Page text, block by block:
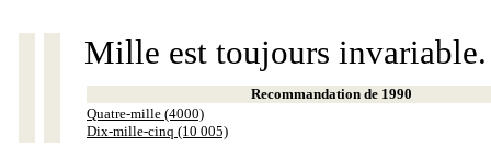
Mille est toujours invariable.
Recommandation de 1990
Quatre-mille (4000)
Dix-mille-cinq (10 005)